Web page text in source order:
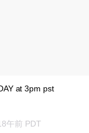
at 3pm pst
午前 PDT